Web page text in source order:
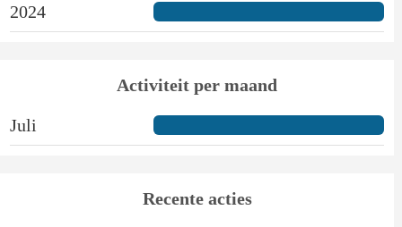
2024
Activiteit per maand
Juli
Recente acties